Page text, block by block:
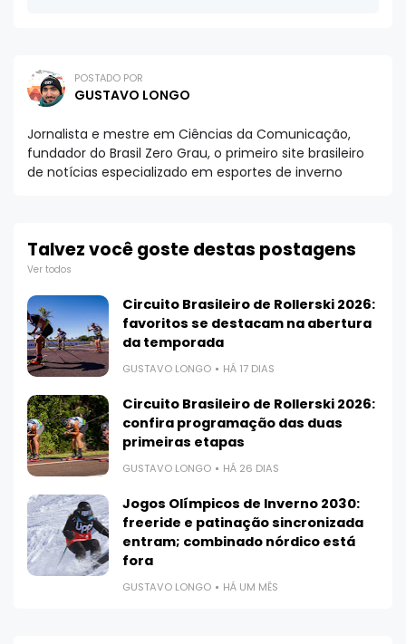
POSTADO POR
GUSTAVO LONGO
Jornalista e mestre em Ciências da Comunicação,
fundador do Brasil Zero Grau, o primeiro site brasileiro
de notícias especializado em esportes de inverno
Talvez você goste destas postagens
Ver todos
Circuito Brasileiro de Rollerski 2026:
favoritos se destacam na abertura
da temporada
GUSTAVO LONGO HÁ 17 DIAS
Circuito Brasileiro de Rollerski 2026:
confira programação das duas
primeiras etapas
GUSTAVO LONGO HÁ 26 DIAS
Jogos Olímpicos de Inverno 2030:
freeride e patinação sincronizada
entram; combinado nórdico está
fora
GUSTAVO LONGO HÁ UM MÊS